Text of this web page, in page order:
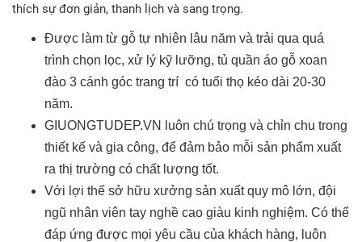
thích sự đơn giản, thanh lịch và sang trọng.
Được làm từ gỗ tự nhiên lâu năm và trải qua quá
trình chọn lọc, xử lý kỹ lưỡng, tủ quần áo gỗ xoan
đào 3 cánh góc trang trí có tuổi thọ kéo dài 20-30
năm.
GIUONGTUDEP.VN luôn chú trọng và chỉn chu trong
thiết kế và gia công, để đảm bảo mỗi sản phẩm xuất
ra thị trường có chất lượng tốt.
Với lợi thế sở hữu xưởng sản xuất quy mô lớn, đội
ngũ nhân viên tay nghề cao giàu kinh nghiệm. Có thể
đáp ứng được mọi yêu cầu của khách hàng, luôn